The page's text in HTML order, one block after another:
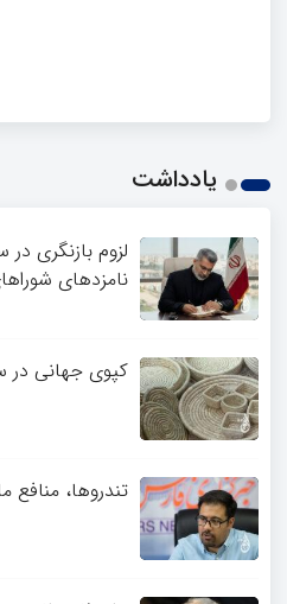
یادداشت
لزوم بازنگری
نامزدهای
کپوی جهانی در
تندروها، منافع